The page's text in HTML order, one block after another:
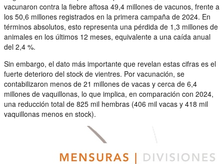
vacunaron contra la fiebre aftosa 49,4 millones de vacunos, frente a
los 50,6 millones registrados en la primera campaña de 2024. En
términos absolutos, esto representa una pérdida de 1,3 millones de
animales en los últimos 12 meses, equivalente a una caída anual
del 2,4 %.
Sin embargo, el dato más importante que revelan estas cifras es el
fuerte deterioro del stock de vientres. Por vacunación, se
contabilizaron menos de 21 millones de vacas y cerca de 6,4
millones de vaquillonas, lo que implica, en comparación con 2024,
una reducción total de 825 mil hembras (406 mil vacas y 418 mil
vaquillonas menos en stock).